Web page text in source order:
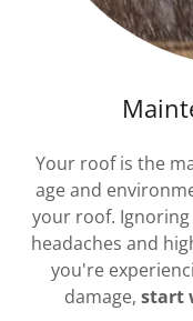
Your roof is the
age and
your roof.
headaches and
you're
damage, start